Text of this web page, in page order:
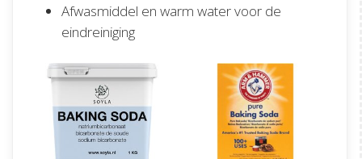
Afwasmiddel en warm water voor de
eindreiniging